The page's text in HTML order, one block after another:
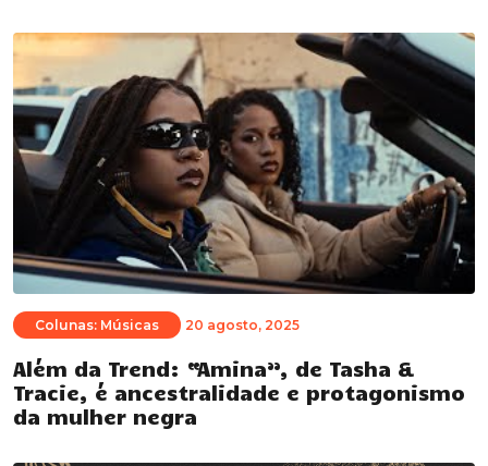
Colunas: Músicas 20 agosto, 2025
Além da Trend: “Amina”, de Tasha &
Tracie, é ancestralidade e protagonismo
da mulher negra